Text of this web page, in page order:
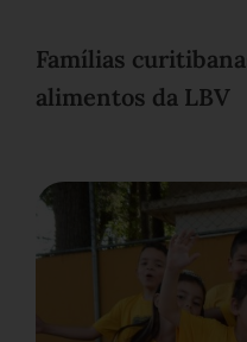
Famílias
alimentos da LBV